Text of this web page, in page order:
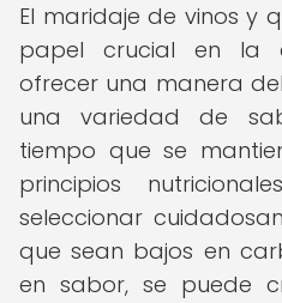
El maridaje de vinos y
papel crucial en la
ofrecer una manera
una variedad de
tiempo que se
principios
seleccionar
que sean bajos en
en sabor, se puede